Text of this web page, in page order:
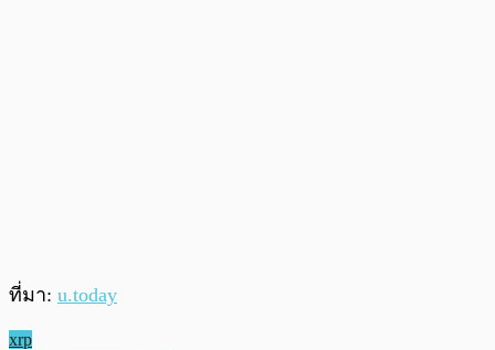
ที่มา: u.today
xrp